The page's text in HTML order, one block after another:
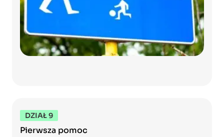
DZIAŁ 9
Pierwsza pomoc